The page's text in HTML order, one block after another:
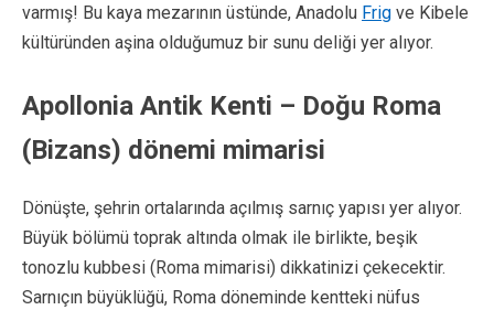
varmış! Bu kaya mezarının üstünde, Anadolu Frig ve Kibele
kültüründen aşina olduğumuz bir sunu deliği yer alıyor.
Apollonia Antik Kenti – Doğu Roma
(Bizans) dönemi mimarisi
Dönüşte, şehrin ortalarında açılmış sarnıç yapısı yer alıyor.
Büyük bölümü toprak altında olmak ile birlikte, beşik
tonozlu kubbesi (Roma mimarisi) dikkatinizi çekecektir.
Sarnıçın büyüklüğü, Roma döneminde kentteki nüfus